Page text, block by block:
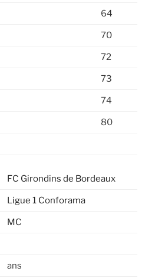
64
70
72
73
74
80
FC Girondins de Bordeaux
Ligue 1 Conforama
MC
ans